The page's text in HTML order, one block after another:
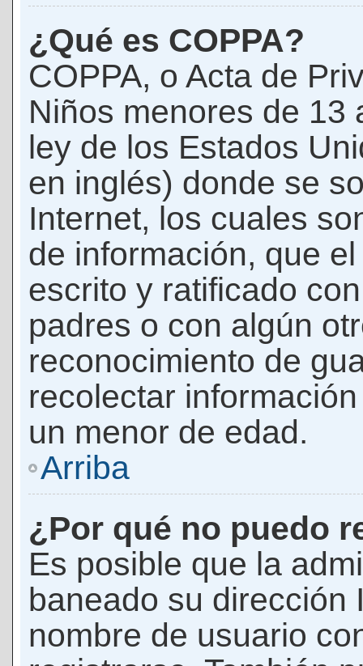
¿Qué es COPPA?
COPPA, o Acta de
Niños menores de 13
ley de los Estados
en inglés) donde se
Internet, los cuales
de información, que
escrito y ratificado
padres o con algún
reconocimiento de
recolectar
un menor de edad.
Arriba
¿Por qué no puedo
Es posible que la
baneado su dirección
nombre de usuario